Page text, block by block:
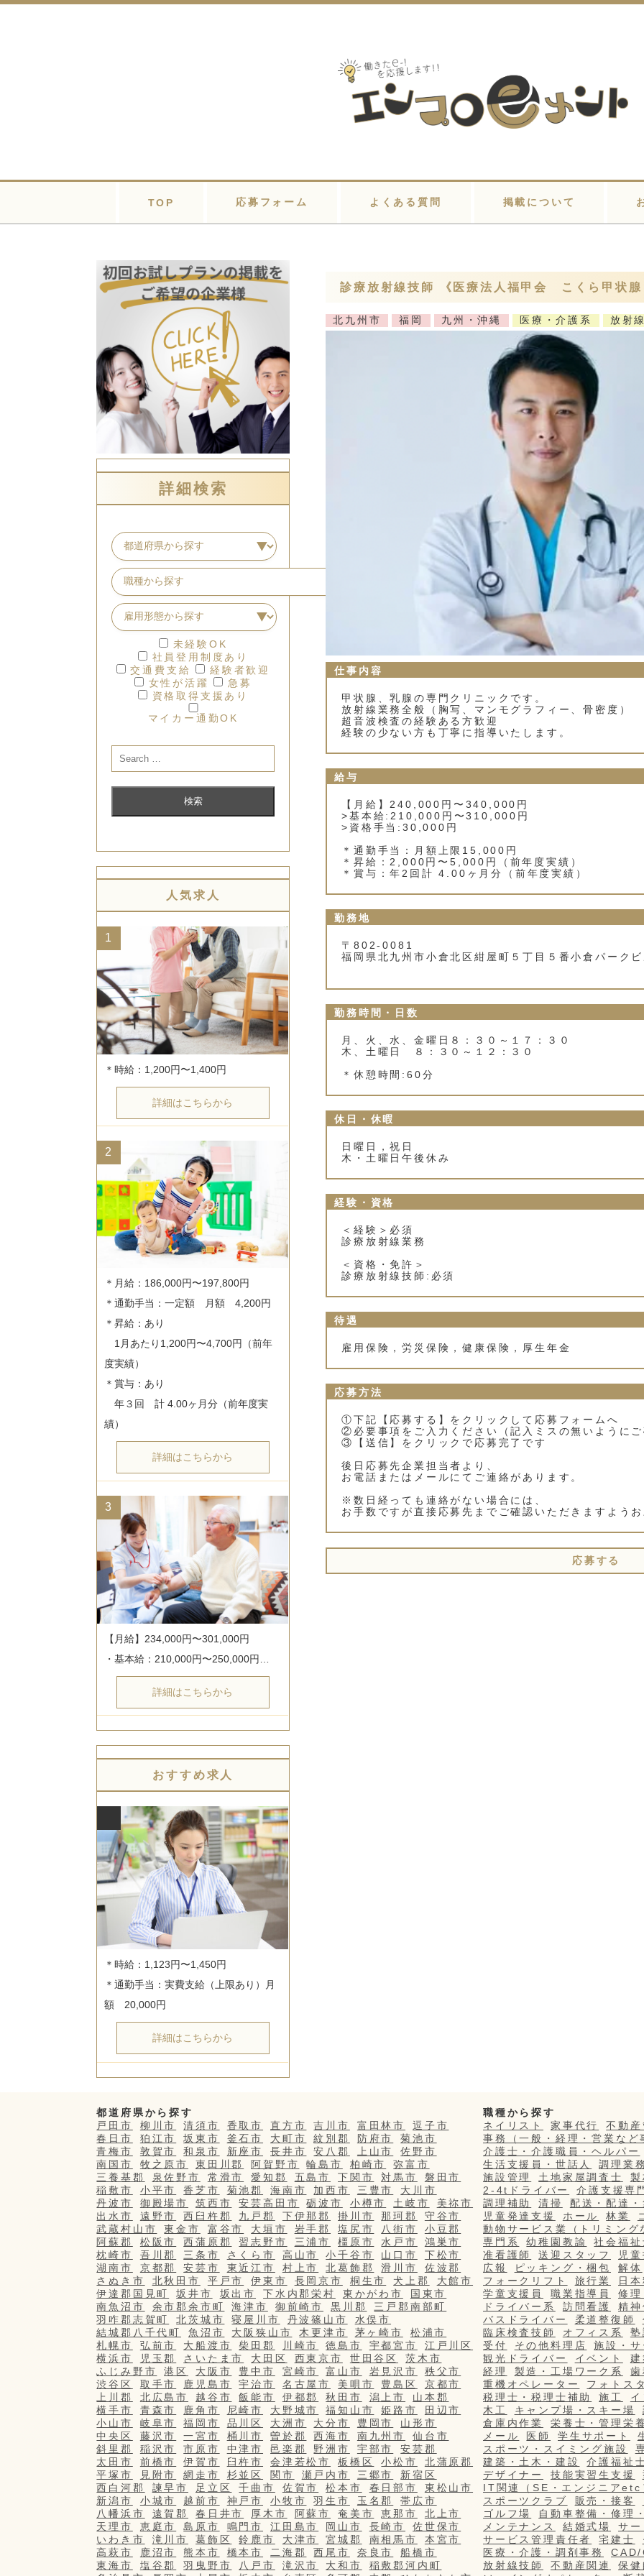
TOP 応募フォーム よくある質問 掲載について
詳細検索
未経験OK
社員登用制度あり
交通費支給
経験者歓迎
女性が活躍
急募
資格取得支援あり
マイカー通勤OK
人気求人
1
詳細はこちらから
2
＊月給：186,000円〜197,800円
＊通勤手当：一定額　月額　4,200円
＊昇給：あり
1月あたり1,200円〜4,700円（前年
度実績）
＊賞与：あり
年３回　計 4.00ヶ月分（前年度実
詳細はこちらから
3
【月給】234,000円〜301,000円
・基本給：210,000円〜250,000円…
詳細はこちらから
おすすめ求人
＊時給：1,123円〜1,450円
＊通勤手当：実費支給（上限あり）月
詳細はこちらから
診療放射線技師 《医療法人福甲会 こくら甲状
北九州市 福岡 九州・沖縄 医療・介護系 放射
仕事内容
甲状腺、乳腺の専門クリニックです。
放射線業務全般（胸写、マンモグラフィー、骨密度）
超音波検査の経験ある方歓迎
経験の少ない方も丁寧に指導いたします。
給与
【月給】240,000円〜340,000円
>基本給:210,000円〜310,000円
>資格手当:30,000円
＊通勤手当：月額上限15,000円
＊昇給：2,000円〜5,000円（前年度実績）
＊賞与：年2回計 4.00ヶ月分（前年度実績）
勤務地
〒802-0081
福岡県北九州市小倉北区紺屋町５丁目５番小倉パーク
勤務時間・日数
月、火、水、金曜日８：３０～１７：３０
木、土曜日 ８：３０～１２：３０
＊休憩時間:60分
休日・休暇
日曜日，祝日
木・土曜日午後休み
経験・資格
＜経験＞必須
診療放射線業務
＜資格・免許＞
診療放射線技師:必須
待遇
雇用保険，労災保険，健康保険，厚生年金
応募方法
①下記【応募する】をクリックして応募フォームへ
②必要事項をご入力ください（記入ミスの無いように
③【送信】をクリックで応募完了です
後日応募先企業担当者より、
お電話またはメールにてご連絡があります。
※数日経っても連絡がない場合には、
お手数ですが直接応募先までご確認いただきますよう
応募する
都道府県から探す
戸田市
柳川市 清須市 香取市 直方市 吉川市 富田林市
逗子市
春日市
狛江市 坂東市 釜石市 大町市 紋別郡 防府市
菊池市
青梅市
敦賀市 和泉市 新座市 長井市 安八郡 上山市
佐野市
南国市
牧之原市 東田川郡 阿賀野市 輪島市 柏崎市
弥富市
三養基郡
泉佐野市 常滑市 愛知郡 五島市 下関市 対馬市
磐田市
稲敷市
小平市 香芝市 菊池郡 海南市 加西市 三豊市
大川市
丹波市
御殿場市 筑西市 安芸高田市 砺波市 小樽市 土岐市
美祢市
出水市
遠野市 西臼杵郡 九戸郡 下伊那郡 掛川市 那珂郡
守谷市
武蔵村山市
東金市 富谷市 大垣市 岩手郡 塩尻市 八街市
小豆郡
阿蘇郡
松阪市 西蒲原郡 習志野市 三浦市 橿原市 水戸市
鴻巣市
枕崎市
吾川郡 三条市 さくら市 高山市 小千谷市 山口市
下松市
湖南市
京都郡 安芸市 東近江市 村上市 北葛飾郡 滑川市
佐波郡
さぬき市
北秋田市 平戸市 伊東市 長岡京市 桐生市 犬上郡
大館市
伊達郡国見町
坂井市 坂出市 下水内郡栄村 東かがわ市
国東市
南魚沼市
余市郡余市町 海津市 御前崎市 黒川郡
三戸郡南部町
羽咋郡志賀町
北茨城市 寝屋川市 丹波篠山市
水俣市
結城郡八千代町
魚沼市 大阪狭山市 木更津市 茅ヶ崎市
松浦市
札幌市
弘前市 大船渡市 柴田郡 川崎市 徳島市 宇都宮市
江戸川区
横浜市
児玉郡 さいたま市 大田区 西東京市 世田谷区
茨木市
ふじみ野市
港区 大阪市 豊中市 宮崎市 富山市 岩見沢市
秩父市
渋谷区
取手市 鹿児島市 宇治市 名古屋市 美唄市 豊島区
京都市
上川郡
北広島市 越谷市 飯能市 伊都郡 秋田市 潟上市
山本郡
横手市
青森市 鹿角市 尼崎市 大野城市 福知山市 姫路市
田辺市
小山市
岐阜市 福岡市 品川区 大洲市 大分市 豊岡市
山形市
中央区
藤沢市 一宮市 桶川市 曽於郡 西海市 南九州市
仙台市
斜里郡
稲沢市 市原市 中津市 邑楽郡 野洲市 宇部市
安芸郡
太田市
前橋市 伊賀市 臼杵市 会津若松市 板橋区 小松市
北蒲原郡
平塚市
見附市 網走市 杉並区 関市 瀬戸内市 三郷市
新宿区
西白河郡
諫早市 足立区 千曲市 佐賀市 松本市 春日部市
東松山市
新潟市
小城市 越前市 神戸市 小牧市 羽生市 玉名郡
帯広市
八幡浜市
遠賀郡 春日井市 厚木市 阿蘇市 奄美市 恵那市
北上市
天理市
恵庭市 島原市 鳴門市 江田島市 岡山市 長崎市
佐世保市
いわき市
滝川市 葛飾区 鈴鹿市 大津市 宮城郡 南相馬市
本宮市
高萩市
鹿沼市 熊本市 橋本市 二海郡 西尾市 奈良市
船橋市
東海市
塩谷郡 羽曳野市 八戸市 滝沢市 大和市
稲敷郡河内町
職種から探す
ネイリスト
家事代行
不動
事務（一般・経理・営業など
介護士・介護職員・ヘルパー
生活支援員・世話人
調理業
施設管理
土地家屋調査士
2-4tドライバー
介護支援専
調理補助
清掃
配送・配達
児童発達支援
ホール 林業
動物サービス業（トリミング
専門系
幼稚園教諭
社会福
准看護師
送迎スタッフ
児
広報
ピッキング・梱包
解体
フォークリフト
旅行業
日
学童支援員
職業指導員
修
ドライバー系
訪問看護
精
バスドライバー
柔道整復師
臨床検査技師
オフィス系
受付
その他料理店
施設・
観光ドライバー
イベント
経理
製造・工場ワーク系
重機オペレーター
フォトス
税理士・税理士補助
施工
木工
キャンプ場・スキー場
倉庫内作業
栄養士・管理栄
メール
医師 学生サポート
スポーツ・スイミング施設
建築・土木・建設
介護福祉
デザイナー
技能実習生支援
IT関連（SE・エンジニアetc
スポーツクラブ
販売・接客
ゴルフ場
自動車整備・修理
メンテナンス
結婚式場
サ
サービス管理責任者
宅建士
医療・介護・調剤事務
放射線技師
不動産関連
保